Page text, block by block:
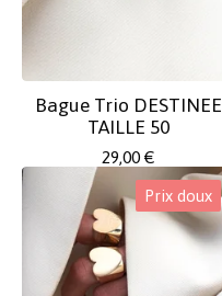
Bague Trio DESTINEE
TAILLE 50
29,00 €
Prix doux